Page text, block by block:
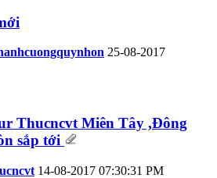
25-08-2017
Thucncvt Miên Tây ,Đông
sắp tới
14-08-2017 07:30:31 PM